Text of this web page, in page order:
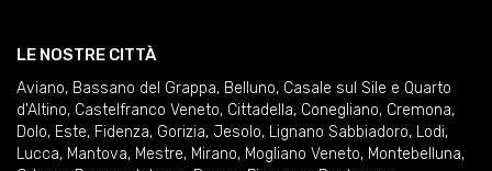
LE NOSTRE CITTÀ
Aviano, Bassano del Grappa, Belluno, Casale sul Sile e Quarto
d'Altino, Castelfranco Veneto, Cittadella, Conegliano, Cremona,
Dolo, Este, Fidenza, Gorizia, Jesolo, Lignano Sabbiadoro, Lodi,
Lucca, Mantova, Mestre, Mirano, Mogliano Veneto, Montebelluna,